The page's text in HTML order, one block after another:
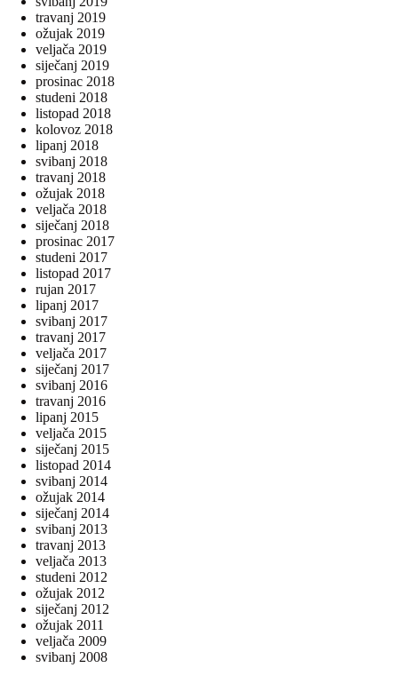
travanj 2019
ožujak 2019
veljača 2019
siječanj 2019
prosinac 2018
studeni 2018
listopad 2018
kolovoz 2018
lipanj 2018
svibanj 2018
travanj 2018
ožujak 2018
veljača 2018
siječanj 2018
prosinac 2017
studeni 2017
listopad 2017
rujan 2017
lipanj 2017
svibanj 2017
travanj 2017
veljača 2017
siječanj 2017
svibanj 2016
travanj 2016
lipanj 2015
veljača 2015
siječanj 2015
listopad 2014
svibanj 2014
ožujak 2014
siječanj 2014
svibanj 2013
travanj 2013
veljača 2013
studeni 2012
ožujak 2012
siječanj 2012
ožujak 2011
veljača 2009
svibanj 2008